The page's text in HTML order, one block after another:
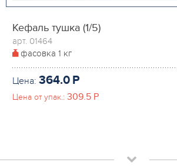
Кефаль тушка (1/5)
арт. 01464
фасовка 1 кг
Цена: 364.0 P
Цена от упак.: 309.5 P